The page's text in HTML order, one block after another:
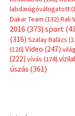
Címkék